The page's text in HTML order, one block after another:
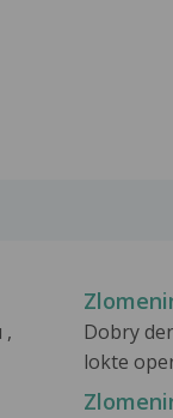
,
Dobry
lokte